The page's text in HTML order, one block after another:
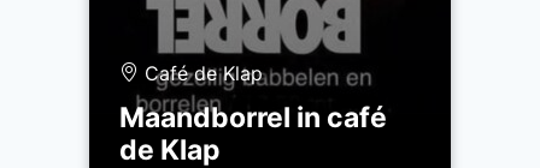
Café de Klap
Maandborrel in café
de Klap